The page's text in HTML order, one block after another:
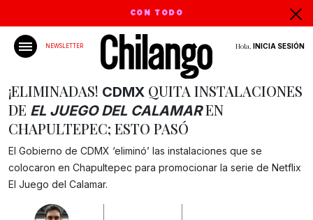
CON TODO
NEWSLETTER Hola, INICIA SESIÓN
Gracias!
¡ELIMINADAS! CDMX QUITA INSTALACIONES
DE EL JUEGO DEL CALAMAREN
CHAPULTEPEC; ESTO PASÓ
El Gobierno de CDMX ‘eliminó’ las instalaciones que se
colocaron en Chapultepec para promocionar la serie de Netflix
El Juego del Calamar.